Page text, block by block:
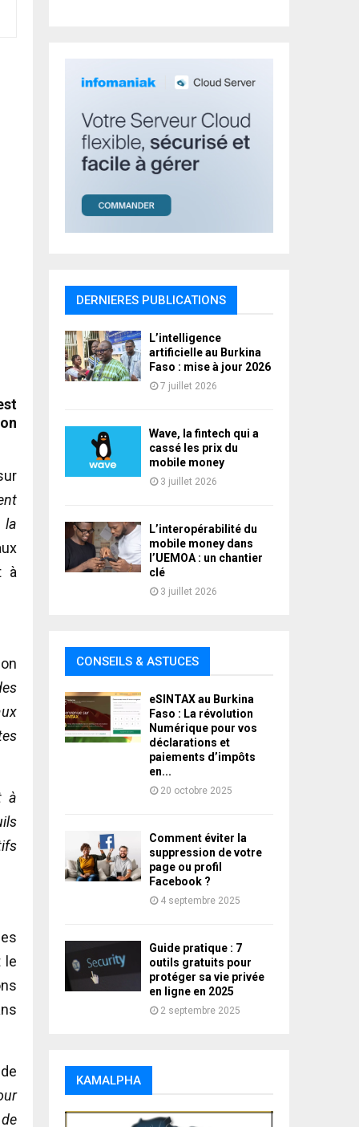
la
à
à
le
DERNIERES PUBLICATIONS
L’intelligence
artificielle au Burkina
Faso : mise à jour 2026
7 juillet 2026
Wave, la fintech qui a
cassé les prix du
mobile money
3 juillet 2026
L’interopérabilité du
mobile money dans
l’UEMOA : un chantier
clé
3 juillet 2026
CONSEILS & ASTUCES
eSINTAX au Burkina
Faso : La révolution
Numérique pour vos
déclarations et
paiements d’impôts
en...
20 octobre 2025
Comment éviter la
suppression de votre
page ou profil
Facebook ?
4 septembre 2025
Guide pratique : 7
outils gratuits pour
protéger sa vie privée
en ligne en 2025
2 septembre 2025
KAMALPHA